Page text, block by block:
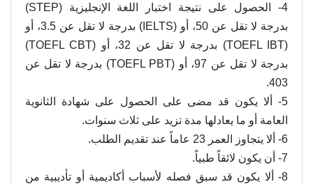
4- الحصول على نتيجة اختبار اللغة الإنجليزية (STEP)
بدرجة لا تقل عن 50، أو (IELTS) بدرجة لا تقل عن 3.5، أو
(TOEFL IBT) بدرجة لا تقل عن 32، أو (TOEFL CBT)
بدرجة لا تقل عن 97، أو (TOEFL PBT) بدرجة لا تقل عن
403.
5- ألا يكون قد مضى على الحصول على شهادة الثانوية
العامة أو ما يعادلها مدة تزيد على ثلاث سنوات.
6- ألا يتجاوز العمر 23 عاماً عند تقديم الطلب.
7- أن يكون لائقاً طبياً.
8- ألا يكون قد سبق فصله لأسباب أكاديمية أو تأديبية من